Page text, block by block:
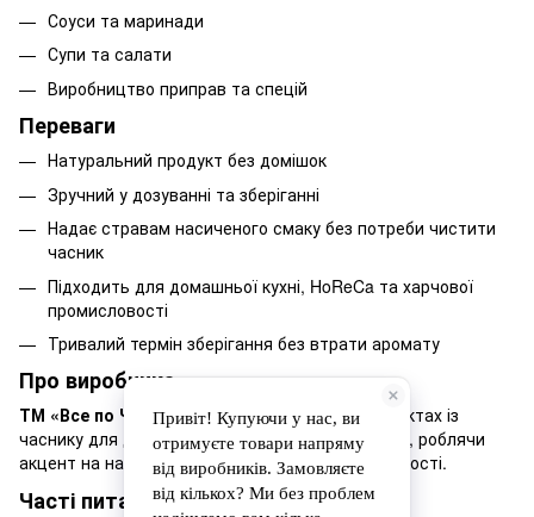
Соуси та маринади
Супи та салати
Виробництво приправ та спецій
Переваги
Натуральний продукт без домішок
Зручний у дозуванні та зберіганні
Надає стравам насиченого смаку без потреби чистити
часник
Підходить для домашньої кухні, HoReCa та харчової
промисловості
Тривалий термін зберігання без втрати аромату
Про виробника
ТМ «Все по Часнику»спеціалізується на продуктах із
часнику для домашньої та професійної кулінарії, роблячи
акцент на натуральному складі та стабільній якості.
Часті питання